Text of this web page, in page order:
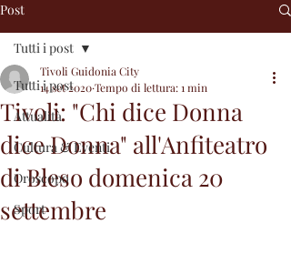
Post
Tutti i post
Attualità
Cultura & Eventi
Oroscopo
Sport
Tutti i post
Tivoli: "Chi dice Donna
dice Donna" all'Anfiteatro
di Bleso domenica 20
settembre
Tivoli Guidonia City
14 set 2020Tempo di lettura: 1 min